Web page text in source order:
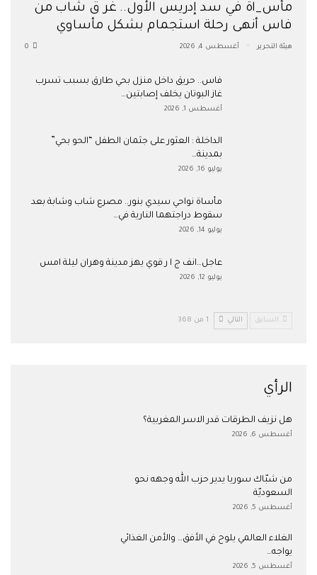
مأس_اة في سد إدريس الأول.. غر ق شاب من
فاس أنهى رحلة استجمام بشكل مأساوي
هيئة التحرير أغسطس 4, 2026
فاس.. حريق داخل منزل بحي طارق بسبب تسرب
غاز البوتان يخلف إصابتين…
أغسطس 1, 2026
​الداخلة : العثور على جثمان الطفل “الحو بحي”
بمدينة…
يوليو 16, 2026
مأساة نواحي سيدي بنور.. مصرع شاب وشابة بعد
سقوط دراجتهما النارية في…
يوليو 14, 2026
عاجل…انف ج ا ر قوي يهز مدينة وهران ليلة امس
يوليو 12, 2026
السابق التالي 1 من 368
الرأي
هل نزيف الطرقات قدر الاسر المغربية؟
أغسطس 6, 2026
من شبّاك سوريا يدير حزب الله وجهه نحو
السعوديّة
أغسطس 5, 2026
الغلاء العالمي يلوح في الأفق… والأمن الغذائي
يواجه…
أغسطس 5, 2026